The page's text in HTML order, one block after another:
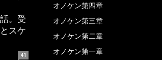
。受
スケ
41
オノケン第四章
オノケン第三章
オノケン第二章
オノケン第一章